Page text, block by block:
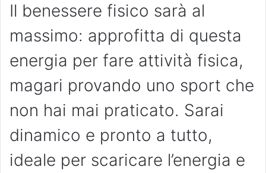
Il benessere fisico sarà al
massimo: approfitta di questa
energia per fare attività fisica,
magari provando uno sport che
non hai mai praticato. Sarai
dinamico e pronto a tutto,
ideale per scaricare l’energia e